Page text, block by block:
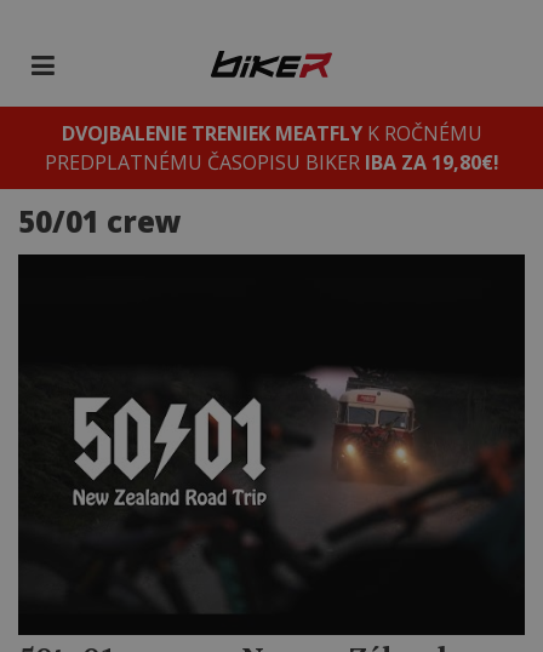
DVOJBALENIE TRENIEK MEATFLYK ROČNÉMU
PREDPLATNÉMU ČASOPISU BIKER IBA ZA 19,80€!
50/01 crew